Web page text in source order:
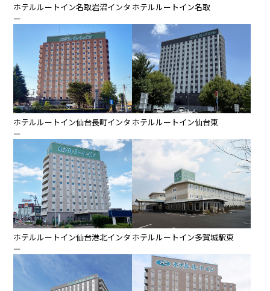
ホテルルートイン名取岩沼インタ
ー
ホテルルートイン名取
ホテルルートイン仙台⾧町インタ
ー
ホテルルートイン仙台東
ホテルルートイン仙台港北インタ
ー
ホテルルートイン多賀城駅東